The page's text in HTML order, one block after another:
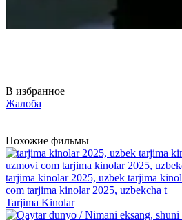
В избранное
Жалоба
Похожие фильмы
tarjima kinolar 2025, uzbek tarjima
com tarjima kinolar 2025, uzbekcha t
Tarjima Kinolar